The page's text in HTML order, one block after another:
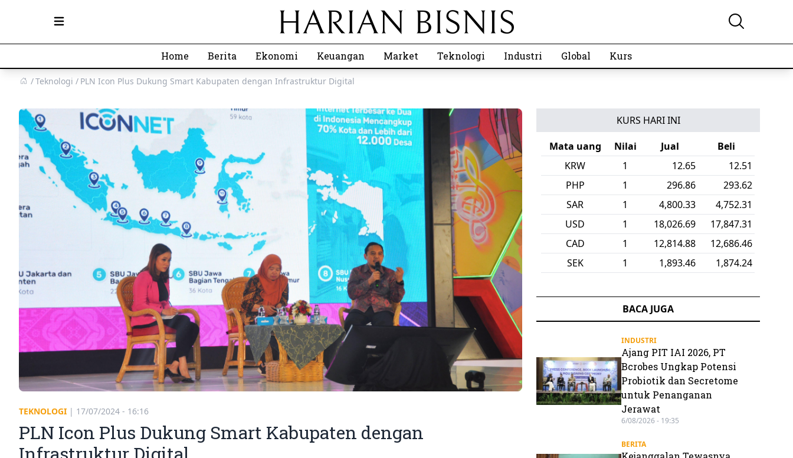
Open main menu
Home Berita Ekonomi Keuangan Market Teknologi Industri Global Kurs
Teknologi PLN Icon Plus Dukung Smart Kabupaten dengan Infrastruktur Digital
TEKNOLOGI | 17/07/2024 - 16:16
PLN Icon Plus Dukung Smart Kabupaten dengan
KURS HARI INI
Mata uang
Nilai Jual
Beli
KRW
1 12.65
12.51
PHP
1 296.86
293.62
SAR
1 4,800.33
4,752.31
USD
1 18,026.69
17,847.31
CAD
1 12,814.88
12,686.46
SEK
1 1,893.46 1,874.24
BACA JUGA
INDUSTRI
Ajang PIT IAI 2026, PT
Bcrobes Ungkap Potensi
Probiotik dan Secretome
untuk Penanganan
Jerawat
6/08/2026 - 19:35
BERITA